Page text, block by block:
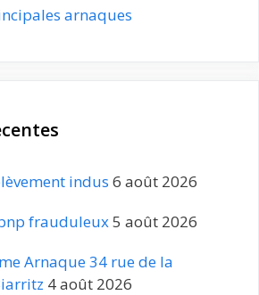
arnaques
indus 6 août 2026
frauduleux5 août 2026
Arnaque 34 rue de la
4 août 2026